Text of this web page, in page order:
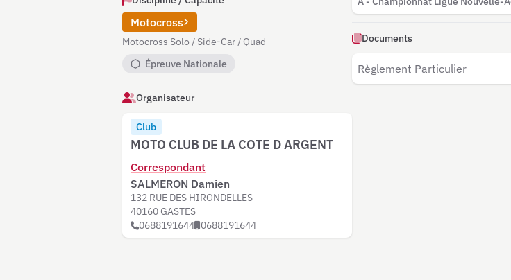
Motocross
Motocross Solo / Side-Car / Quad
Épreuve Nationale
Organisateur
Club
MOTO CLUB DE LA COTE D ARGENT
Correspondant
SALMERON Damien
132 RUE DES HIRONDELLES
40160 GASTES
0688191644 0688191644
Documents
Règlement Particulier